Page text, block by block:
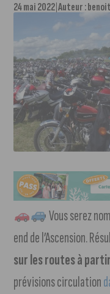
24 mai 2022 Auteur :benoit
Vous serez
end de l’Ascension.
sur les routes à
prévisions circulation